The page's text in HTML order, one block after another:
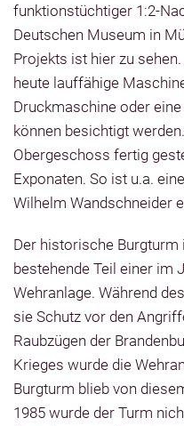
funktionstüchtiger 1:2-
Deutschen Museum in
Projekts ist hier zu
heute lauffähige
Druckmaschine oder
können besichtigt
Obergeschoss fertig
Exponaten. So ist u.a.
Wilhelm Wandschneider
Der historische Burgturm
bestehende Teil einer im
Wehranlage. Während
sie Schutz vor den
Raubzügen der
Krieges wurde die
Burgturm blieb von
1985 wurde der Turm